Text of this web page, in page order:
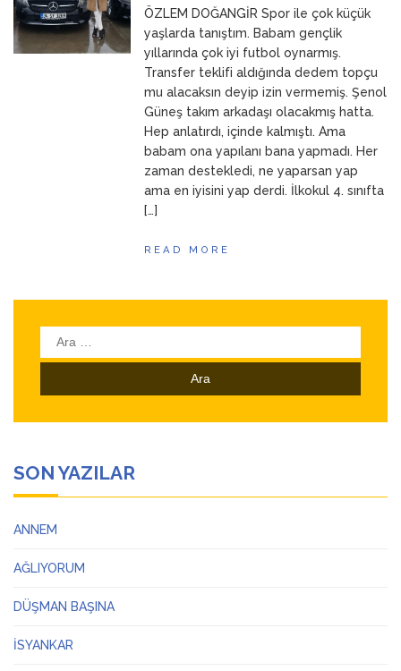
23 Mart 2026 ANNEMÖZLEM DOĞANGİR Spor ile çok küçük
yaşlarda tanıştım. Babam gençlik
yıllarında çok iyi futbol oynarmış.
Transfer teklifi aldığında dedem topçu
mu alacaksın deyip izin vermemiş. Şenol
Güneş takım arkadaşı olacakmış hatta.
Hep anlatırdı, içinde kalmıştı. Ama
babam ona yapılanı bana yapmadı. Her
zaman destekledi, ne yaparsan yap
ama en iyisini yap derdi. İlkokul 4. sınıfta
[…]
READ MORE
Arama:
SON YAZILAR
ANNEM
AĞLIYORUM
DÜŞMAN BAŞINA
İSYANKAR